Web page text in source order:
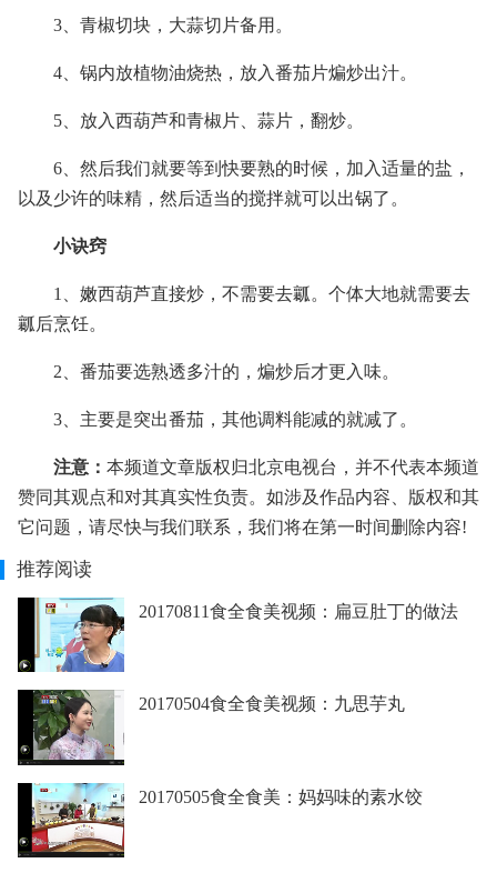
3、青椒切块，大蒜切片备用。
4、锅内放植物油烧热，放入番茄片煸炒出汁。
5、放入西葫芦和青椒片、蒜片，翻炒。
6、然后我们就要等到快要熟的时候，加入适量的盐，
以及少许的味精，然后适当的搅拌就可以出锅了。
小诀窍
1、嫩西葫芦直接炒，不需要去瓤。个体大地就需要去
瓤后烹饪。
2、番茄要选熟透多汁的，煸炒后才更入味。
3、主要是突出番茄，其他调料能减的就减了。
注意： 本频道文章版权归北京电视台，并不代表本频道
赞同其观点和对其真实性负责。如涉及作品内容、版权和其
它问题，请尽快与我们联系，我们将在第一时间删除内容!
推荐阅读
20170811食全食美视频：扁豆肚丁的做法
20170504食全食美视频：九思芋丸
20170505食全食美：妈妈味的素水饺